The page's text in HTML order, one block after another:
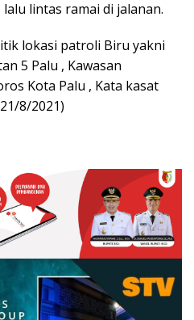
lintas ramai di jalanan.
lokasi patroli Biru yakni
5 Palu , Kawasan
Kota Palu , Kata kasat
8/2021)